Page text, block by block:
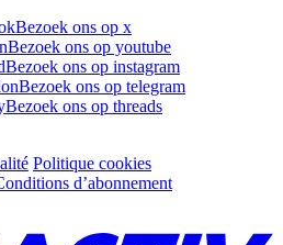
Bezoek ons op x
Bezoek ons op youtube
Bezoek ons op instagram
Bezoek ons op telegram
Bezoek ons op threads
Politique cookies
d’abonnement